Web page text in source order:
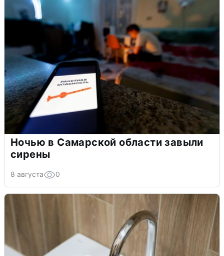
Ночью в Самарской области завыли
сирены
8 августа 0